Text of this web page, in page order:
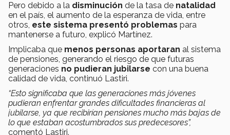
Pero debido a la disminución de la tasa de natalidad
en el país, el aumento de la esperanza de vida, entre
otros, este sistema presentó problemas para
mantenerse a futuro, explicó Martínez.
Implicaba que menos personas aportaran al sistema
de pensiones, generando el riesgo de que futuras
generaciones no pudieran jubilarse con una buena
calidad de vida, continuó Lastiri.
“Esto significaba que las generaciones más jóvenes
pudieran enfrentargrandes dificultades financieras al
jubilarse, ya que recibirían pensiones mucho más bajas de
lo que estaban acostumbrados sus predecesores”,
comentó Lastiri.